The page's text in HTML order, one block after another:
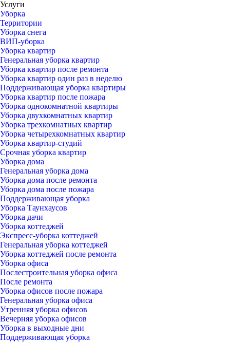
Услуги
Уборка
Территории
Уборка снега
ВИП-уборка
Уборка квартир
Генеральная уборка квартир
Уборка квартир после ремонта
Уборка квартир один раз в неделю
Поддерживающая уборка квартиры
Уборка квартир после пожара
Уборка однокомнатной квартиры
Уборка двухкомнатных квартир
Уборка трехкомнатных квартир
Уборка четырехкомнатных квартир
Уборка квартир-студий
Срочная уборка квартир
Уборка дома
Генеральная уборка дома
Уборка дома после ремонта
Уборка дома после пожара
Поддерживающая уборка
Уборка Таунхаусов
Уборка дачи
Уборка коттеджей
Экспресс-уборка коттеджей
Генеральная уборка коттеджей
Уборка коттеджей после ремонта
Уборка офиса
Послестроительная уборка офиса
После ремонта
Уборка офисов после пожара
Генеральная уборка офиса
Утренняя уборка офисов
Вечерняя уборка офисов
Уборка в выходные дни
Поддерживающая уборка